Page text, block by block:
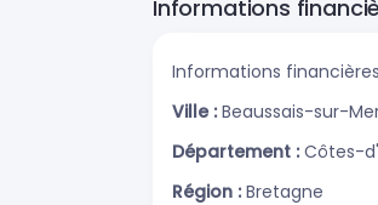
Informations
Informations
Ville : Beaussais-sur-
Département : Côtes-
Région : Bretagne